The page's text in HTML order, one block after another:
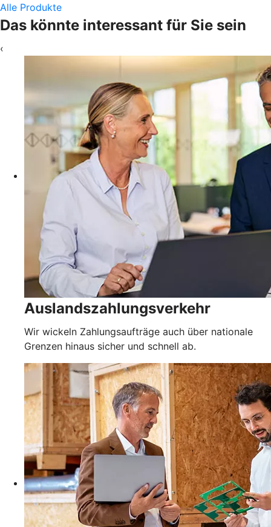
Alle Produkte
Das könnte interessant für Sie sein
‹
Auslandszahlungsverkehr
Wir wickeln Zahlungsaufträge auch über nationale
Grenzen hinaus sicher und schnell ab.